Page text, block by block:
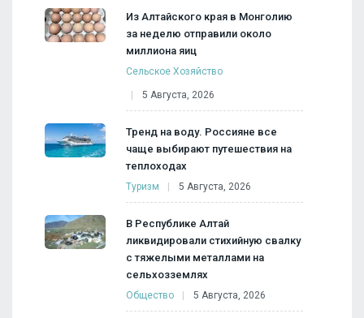
Из Алтайского края в Монголию
за неделю отправили около
миллиона яиц
Сельское Хозяйство
5 Августа, 2026
Тренд на воду. Россияне все
чаще выбирают путешествия на
теплоходах
Туризм 5 Августа, 2026
В Республике Алтай
ликвидировали стихийную свалку
с тяжелыми металлами на
сельхозземлях
Общество 5 Августа, 2026